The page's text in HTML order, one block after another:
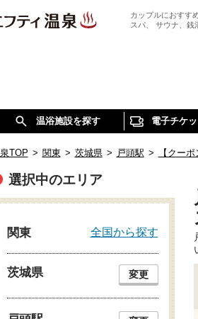
カップルにおすす
スパ、 サウナ、銭
温浴施設を探す 電子チケ
TOP > 関東 > 茨城県 > 戸頭駅 > 【クー
選択中のエリア
関東 全国から探す
茨城県 変更